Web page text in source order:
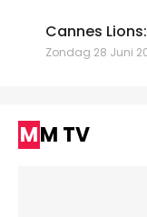
Cannes
Zondag 28 Juni
MM TV